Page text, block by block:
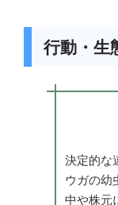
行動・生
決定的な
ウガの幼
中や株元